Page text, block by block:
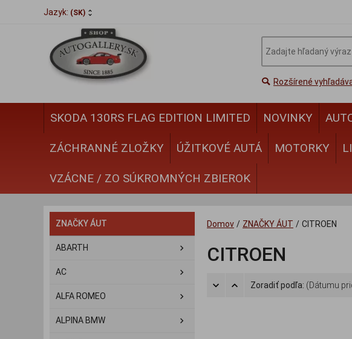
Jazyk: (SK)
Rozšírené
SKODA 130RS FLAG EDITION LIMITED NOVINKY
ZÁCHRANNÉ ZLOŽKY ÚŽITKOVÉ AUTÁ MOTORKY
VZÁCNE / ZO SÚKROMNÝCH ZBIEROK
ZNAČKY ÁUT
ABARTH
AC
ALFA ROMEO
ALPINA BMW
Domov / ZNAČKY ÁUT / CITROEN
CITROEN
Zoradiť podľa: (Dátumu